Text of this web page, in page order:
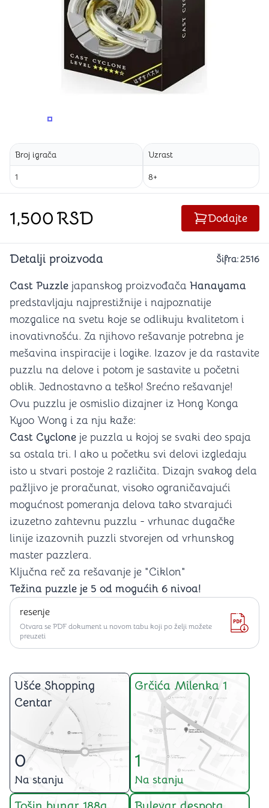
PROMENITE UGAO GLEDANJA
Broj igrača
1
Uzrast
8+
1,500RSD Dodajte
Detalji proizvoda Šifra:2516
Cast Puzzle japanskog proizvođača Hanayama
predstavljaju najprestižnije i najpoznatije
mozgalice na svetu koje se odlikuju kvalitetom i
inovativnošću. Za njihovo rešavanje potrebna je
mešavina inspiracije i logike. Izazov je da rastavite
puzzlu na delove i potom je sastavite u početni
oblik. Jednostavno a teško! Srećno rešavanje!
Ovu puzzlu je osmislio dizajner iz Hong Konga
Kyoo Wong i za nju kaže:
Cast Cyclone je puzzla u kojoj se svaki deo spaja
sa ostala tri. I ako u početku svi delovi izgledaju
isto u stvari postoje 2 različita. Dizajn svakog dela
pažljivo je proračunat, visoko ograničavajući
mogućnost pomeranja delova tako stvarajući
izuzetno zahtevnu puzzlu - vrhunac dugačke
linije izazovnih puzzli stvorejen od vrhunskog
master pazzlera.
Ključna reč za rešavanje je "Ciklon"
Težina puzzle je 5 od mogućih 6 nivoa!
resenje
Otvara se PDF dokument u novom tabu koji po želji možete
preuzeti
Ušće Shopping
Centar
0
Na stanju
Grčića Milenka 1
1
Na stanju